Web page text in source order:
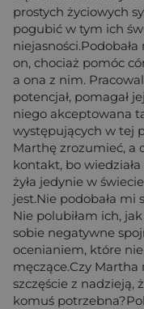
prostych życiowych
pogubić w tym ich
on, chociaż pomóc
a ona z nim.
potencjał, pomagał
niego akceptowana
występujących w tej
Marthę zrozumieć, a
kontakt, bo
żyła jedynie w
jest.Nie podobała mi
Nie polubiłam ich,
sobie negatywne
ocenianiem, które
męczące.Czy Martha
szczęście z nadzieją,
komuś